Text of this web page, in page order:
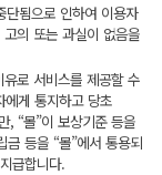
됨으로 인하여 이용자
의 또는 과실이 없음을
로 서비스를 제공할 수
에게 통지하고 당초
, “몰”이 보상기준 등을
금 등을 “몰”에서 통용되
급합니다.